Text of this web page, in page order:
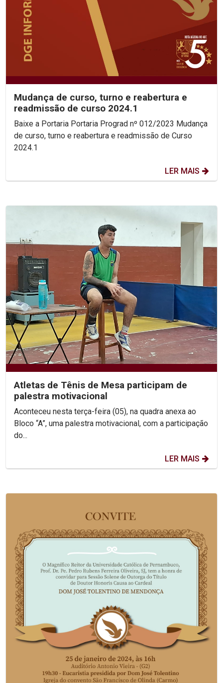
Mudança de curso, turno e reabertura e
readmissão de curso 2024.1
Baixe a Portaria Portaria Prograd nº 012/2023 Mudança
de curso, turno e reabertura e readmissão de Curso
2024.1
LER MAIS
Atletas de Tênis de Mesa participam de
palestra motivacional
Aconteceu nesta terça-feira (05), na quadra anexa ao
Bloco “A”, uma palestra motivacional, com a participação
do...
LER MAIS